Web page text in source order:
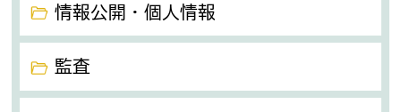
情報公開・個人情報
監査